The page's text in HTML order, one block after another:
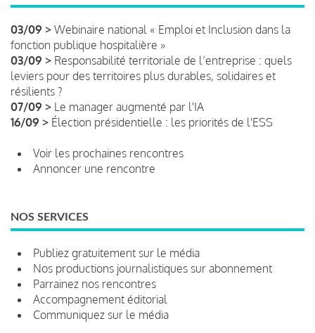
03/09 > Webinaire national « Emploi et Inclusion dans la
fonction publique hospitalière »
03/09 > Responsabilité territoriale de l’entreprise : quels
leviers pour des territoires plus durables, solidaires et
résilients ?
07/09 > Le manager augmenté par l'IA
16/09 > Élection présidentielle : les priorités de l'ESS
Voir les prochaines rencontres
Annoncer une rencontre
NOS SERVICES
Publiez gratuitement sur le média
Nos productions journalistiques sur abonnement
Parrainez nos rencontres
Accompagnement éditorial
Communiquez sur le média